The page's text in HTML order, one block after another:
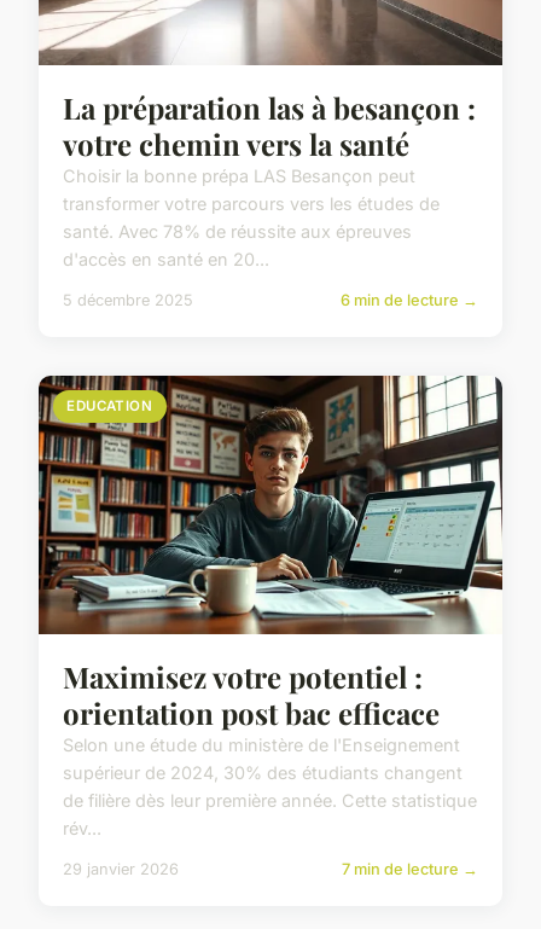
La préparation las à besançon :
votre chemin vers la santé
Choisir la bonne prépa LAS Besançon peut
transformer votre parcours vers les études de
santé. Avec 78% de réussite aux épreuves
d'accès en santé en 20...
5 décembre 2025 6 min de lecture →
EDUCATION
Maximisez votre potentiel :
orientation post bac efficace
Selon une étude du ministère de l'Enseignement
supérieur de 2024, 30% des étudiants changent
de filière dès leur première année. Cette statistique
rév...
29 janvier 2026 7 min de lecture →